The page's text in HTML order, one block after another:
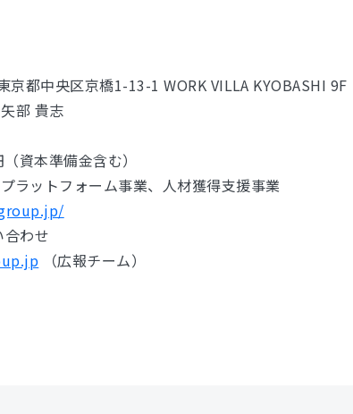
京都中央区京橋1-13-1 WORK VILLA KYOBASHI 9F
部 貴志
資本準備金含む）
ラットフォーム事業、人材獲得支援事業
わせ
（広報チーム）